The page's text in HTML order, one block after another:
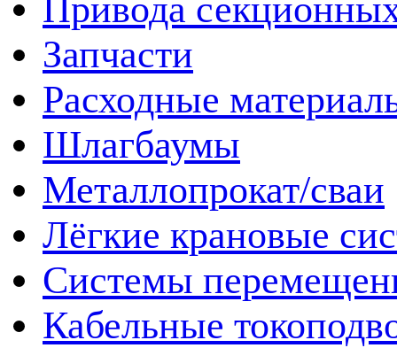
Привода
Запчасти
Расходные
Шлагбаумы
Металлопрокат/сваи
Лёгкие крановые
Системы
Кабельные